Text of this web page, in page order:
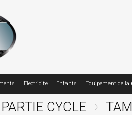
Electricite Enfants Equipement de la
PARTIE CYCLE